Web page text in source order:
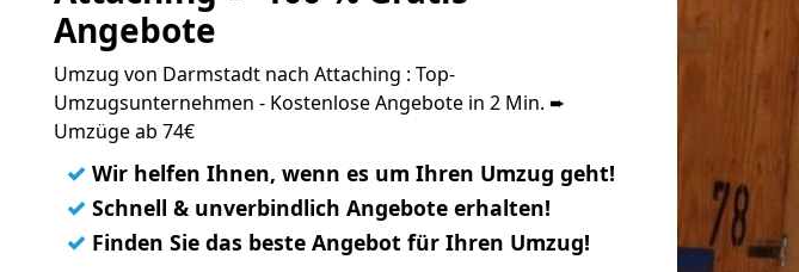
Angebote
Umzug von Darmstadt nach Attaching : Top-
Umzugsunternehmen - Kostenlose Angebote in 2 Min. ➨
Umzüge ab 74€
✓ Wir helfen Ihnen, wenn es um Ihren Umzug geht!
✓ Schnell & unverbindlich Angebote erhalten!
✓ Finden Sie das beste Angebot für Ihren Umzug!